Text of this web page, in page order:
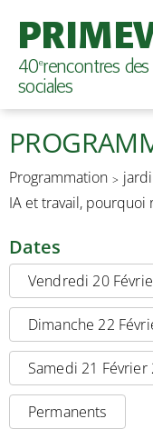
40erencontres
sociales
Programmation
IA et travail, pourquoi
Dates
Vendredi 20
Dimanche 22
Samedi 21 Février
Permanents